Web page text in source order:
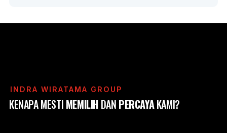
INDRA WIRATAMA GROUP
KENAPA MESTI MEMILIHDAN PERCAYAKAMI?